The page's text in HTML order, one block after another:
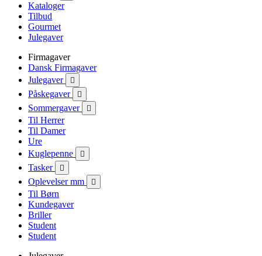
Kataloger
Tilbud
Gourmet
Julegaver
Firmagaver
Dansk Firmagaver
Julegaver

Påskegaver 
Sommergaver 
Til Herrer
Til Damer
Ure
Kuglepenne

Tasker 
Oplevelser mm 
Til Børn
Kundegaver
Briller
Student
Student